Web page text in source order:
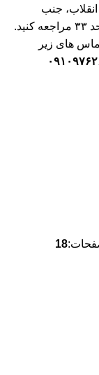
جنب
مراجعه کنید.
های زیر
18